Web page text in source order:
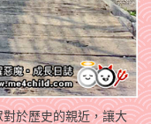
於歷史的親近，讓大